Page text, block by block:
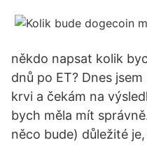
někdo napsat kolik
dnů po ET? Dnes
krvi a čekám na
bych měla mít
něco bude) důležité